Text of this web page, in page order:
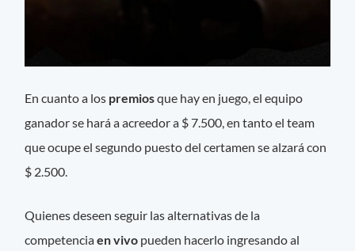
En cuanto a los premiosque hay en juego, el equipo
ganador se hará a acreedor a $ 7.500, en tanto el team
que ocupe el segundo puesto del certamen se alzará con
$ 2.500.
Quienes deseen seguir las alternativas de la
competenciaen vivo pueden hacerlo ingresando al